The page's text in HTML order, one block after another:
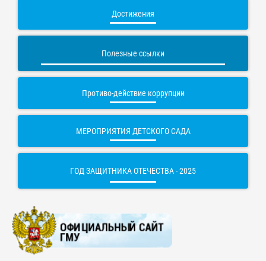
Достижения
Полезные ссылки
Противо-действие коррупции
МЕРОПРИЯТИЯ ДЕТСКОГО САДА
ГОД ЗАЩИТНИКА ОТЕЧЕСТВА - 2025